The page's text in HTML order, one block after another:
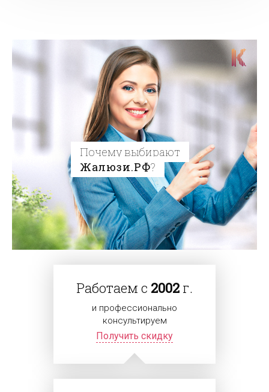
Почему выбирают
Жалюзи.РФ?
Работаем с 2002 г.
и профессионально
консультируем
Получить скидку